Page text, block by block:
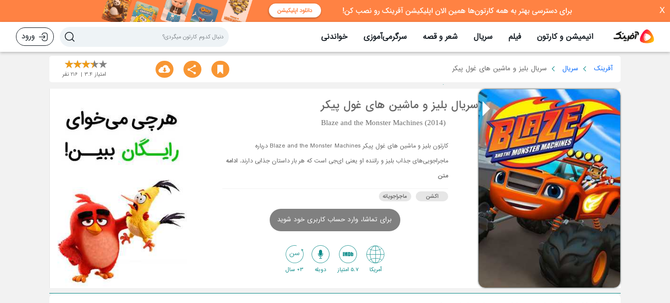
X
انیمیشن و کارتون فیلم سریال شعر و قصه سرگرمی‌آموزی خواندنی ورود
آفرینک سریال سریال بلیز و ماشین های غول پیکر
امتیاز 3.4
216نفر
سریال بلیز و ماشین های غول پیکر
Blaze and the Monster Machines (2014)
کارتون بلیز و ماشین های غول پیکر Blaze and the Monster Machines درباره
ماجراجویی‌های جذاب بلیز و راننده او یعنی ای‌جی است که هر بار داستان جذابی دارند. ادامه
متن
اکشن ماجراجویانه
برای تماشا، وارد حساب کاربری خود شوید
آمریکا 5.7 امتیاز دوبله 3+ سال